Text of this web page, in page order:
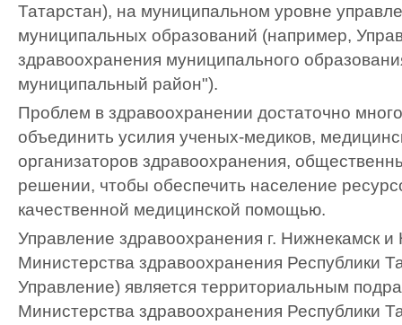
Татарстан), на муниципальном уровне
муниципальных образований (например,
здравоохранения муниципального
муниципальный район").
Проблем в здравоохранении достаточно
объединить усилия ученых-медиков,
организаторов здравоохранения,
решении, чтобы обеспечить население
качественной медицинской помощью.
Управление здравоохранения г. Нижнекамск
Министерства здравоохранения Республики
Управление) является территориальным
Министерства здравоохранения Республики